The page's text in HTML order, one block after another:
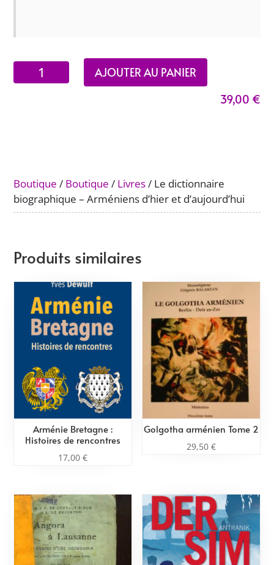
quantité
de
et
d'aujourd'hui
AJOUTER AU PANIER
39,00 €
Boutique / Boutique / Livres/ Le dictionnaire
biographique – Arméniens d’hier et d’aujourd’hui
Produits similaires
Arménie Bretagne :
Histoires de rencontres
17,00€
Golgotha arménien Tome 2
29,50 €